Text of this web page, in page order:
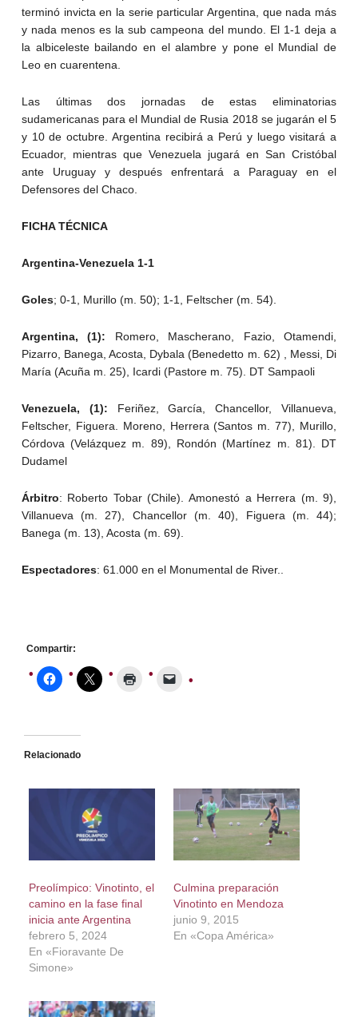
terminó invicta en la serie particular Argentina, que nada más
y nada menos es la sub campeona del mundo. El 1-1 deja a
la albiceleste bailando en el alambre y pone el Mundial de
Leo en cuarentena.
Las últimas dos jornadas de estas eliminatorias
sudamericanas para el Mundial de Rusia 2018 se jugarán el 5
y 10 de octubre. Argentina recibirá a Perú y luego visitará a
Ecuador, mientras que Venezuela jugará en San Cristóbal
ante Uruguay y después enfrentará a Paraguay en el
Defensores del Chaco.
FICHA TÉCNICA
Argentina-Venezuela 1-1
Goles; 0-1, Murillo (m. 50); 1-1, Feltscher (m. 54).
Argentina, (1): Romero, Mascherano, Fazio, Otamendi,
Pizarro, Banega, Acosta, Dybala (Benedetto m. 62) , Messi, Di
María (Acuña m. 25), Icardi (Pastore m. 75). DT Sampaoli
Venezuela, (1): Feriñez, García, Chancellor, Villanueva,
Feltscher, Figuera. Moreno, Herrera (Santos m. 77), Murillo,
Córdova (Velázquez m. 89), Rondón (Martínez m. 81). DT
Dudamel
Árbitro: Roberto Tobar (Chile). Amonestó a Herrera (m. 9),
Villanueva (m. 27), Chancellor (m. 40), Figuera (m. 44);
Banega (m. 13), Acosta (m. 69).
Espectadores: 61.000 en el Monumental de River..
Compartir:
Relacionado
Preolímpico: Vinotinto, el
camino en la fase final
inicia ante Argentina
febrero 5, 2024
En «Fioravante De
Simone»
Culmina preparación
Vinotinto en Mendoza
junio 9, 2015
En «Copa América»